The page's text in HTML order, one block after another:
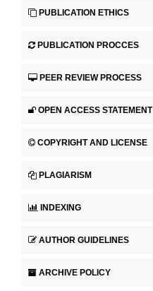
PUBLICATION ETHICS
PUBLICATION PROCCES
PEER REVIEW PROCESS
OPEN ACCESS STATEMENT
COPYRIGHT AND LICENSE
PLAGIARISM
INDEXING
AUTHOR GUIDELINES
ARCHIVE POLICY